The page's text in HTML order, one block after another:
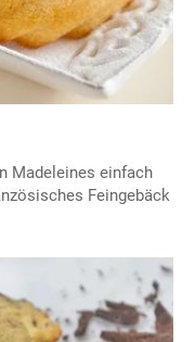
Madeleines einfach
Feingebäck